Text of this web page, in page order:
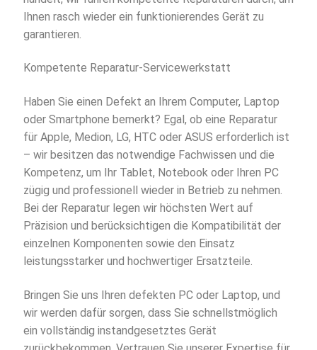
Ihnen rasch wieder ein funktionierendes Gerät zu
garantieren.
Kompetente Reparatur-Servicewerkstatt
Haben Sie einen Defekt an Ihrem Computer, Laptop
oder Smartphone bemerkt? Egal, ob eine Reparatur
für Apple, Medion, LG, HTC oder ASUS erforderlich ist
– wir besitzen das notwendige Fachwissen und die
Kompetenz, um Ihr Tablet, Notebook oder Ihren PC
zügig und professionell wieder in Betrieb zu nehmen.
Bei der Reparatur legen wir höchsten Wert auf
Präzision und berücksichtigen die Kompatibilität der
einzelnen Komponenten sowie den Einsatz
leistungsstarker und hochwertiger Ersatzteile.
Bringen Sie uns Ihren defekten PC oder Laptop, und
wir werden dafür sorgen, dass Sie schnellstmöglich
ein vollständig instandgesetztes Gerät